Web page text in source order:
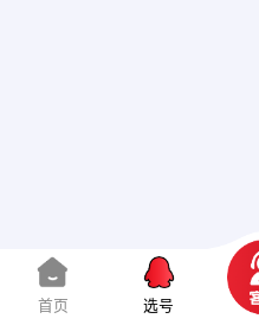
首页 选号